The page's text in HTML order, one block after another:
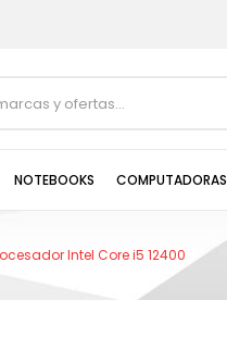
NOTEBOOKS COMPUTADORAS
Intel Core i5 12400